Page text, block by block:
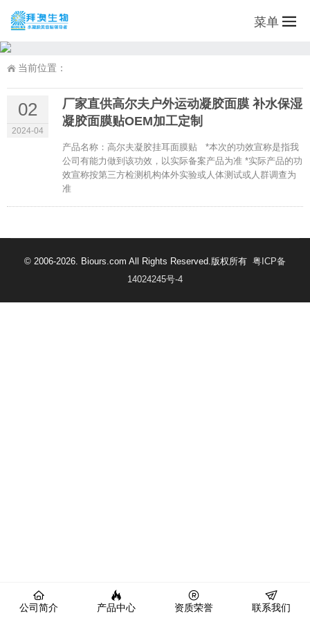
菜单
当前位置：
02
2024-04
厂家直供高尔夫户外运动凝胶面膜 补水保湿
凝胶面膜贴OEM加工定制
产品名称：高尔夫凝胶挂耳面膜贴 *本次的功效宣称是指我
公司有能力做到该功效，以实际备案产品为准 *实际产品的功
效宣称按第三方检测机构体外实验或人体测试或人群调查为
准
© 2006-2026. Biours.com All Rights Reserved.版权所有 粤ICP备
14024245号-4
公司简介 产品中心 资质荣誉 联系我们